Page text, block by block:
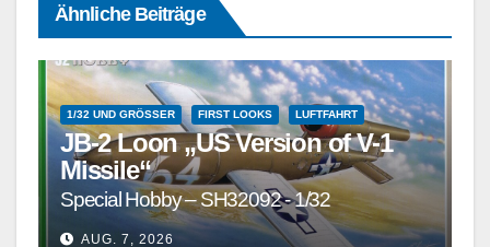
Ähnliche Beiträge
1/32 UND GRÖSSER FIRST LOOKS LUFTFAHRT
JB-2 Loon „US Version of V-1
Missile“
Special Hobby – SH32092 - 1/32
AUG. 7, 2026